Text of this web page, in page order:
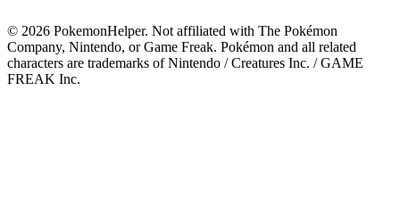
© 2026 PokemonHelper. Not affiliated with The Pokémon
Company, Nintendo, or Game Freak. Pokémon and all related
characters are trademarks of Nintendo / Creatures Inc. / GAME
FREAK Inc.